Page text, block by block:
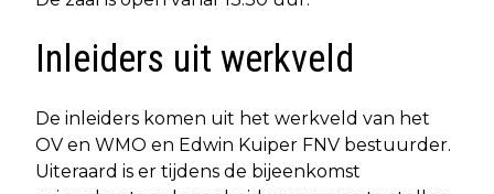
Inleiders uit werkveld
De inleiders komen uit het werkveld van het
OV en WMO en Edwin Kuiper FNV bestuurder.
Uiteraard is er tijdens de bijeenkomst